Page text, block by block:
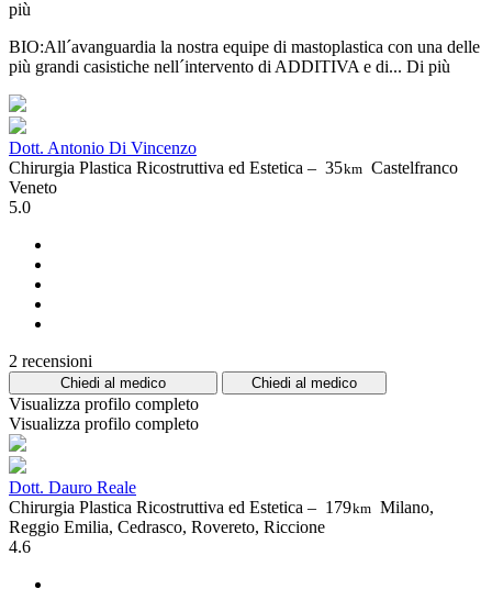
più
BIO:All´avanguardia la nostra equipe di mastoplastica con una delle
più grandi casistiche nell´intervento di ADDITIVA e di... Di più
Dott. Antonio Di Vincenzo
Chirurgia Plastica Ricostruttiva ed Estetica – 35km Castelfranco
Veneto
5.0
2 recensioni
Chiedi al medico Chiedi al medico
Visualizza profilo completo
Visualizza profilo completo
Dott. Dauro Reale
Chirurgia Plastica Ricostruttiva ed Estetica – 179km Milano,
Reggio Emilia, Cedrasco, Rovereto, Riccione
4.6